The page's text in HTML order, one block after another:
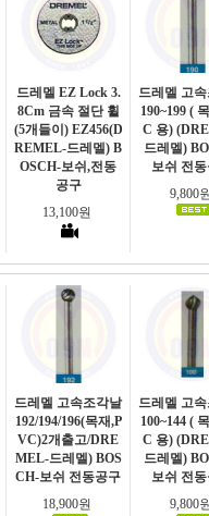
드레멜 EZ Lock 3.
8Cm 금속 절단 휠
(5개들이) EZ456(D
REMEL-드레멜) B
OSCH-보쉬,전동
공구
13,100원
드레멜 고
190~199 (
C 용)
드레멜)
보쉬 전
9,800
드레멜 고속조각날
192/194/196(목재,P
VC)2개출고/DRE
MEL-드레멜) BOS
CH-보쉬 전동공구
18,900원
드레멜 고
100~144 (
C 용)
드레멜)
보쉬 전
9,800